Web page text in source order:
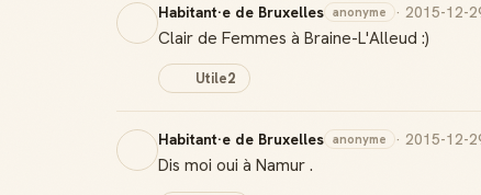
Habitant·e de Bruxelles anonyme · 2015-12-
Clair de Femmes à Braine-L'Alleud :)
Utile2
Habitant·e de Bruxelles anonyme · 2015-12-
Dis moi oui à Namur .